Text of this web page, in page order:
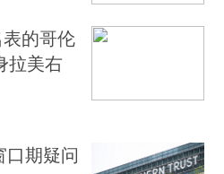
表的哥伦
拉美右
口期疑问